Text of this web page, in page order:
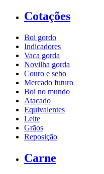
Cotações
Boi gordo
Indicadores
Vaca gorda
Novilha gorda
Couro e sebo
Mercado futuro
Boi no mundo
Atacado
Equivalentes
Leite
Grãos
Reposição
Carne